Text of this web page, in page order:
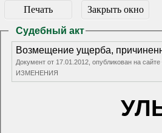
Печать Закрыть окно
Судебный акт
Возмещение ущерба,
Документ от 17.01.2012, опубликован на
ИЗМЕНЕНИЯ